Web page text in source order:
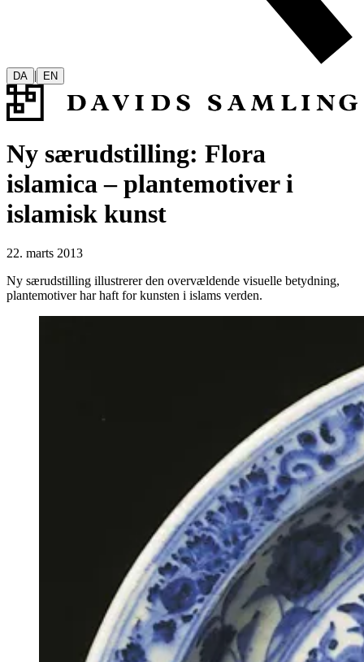
DA | EN
Ny særudstilling: Flora
islamica – plantemotiver i
islamisk kunst
22. marts 2013
Ny særudstilling illustrerer den overvældende visuelle betydning,
plantemotiver har haft for kunsten i islams verden.